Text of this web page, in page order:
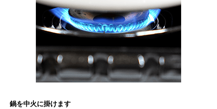
鍋を中火に掛けます